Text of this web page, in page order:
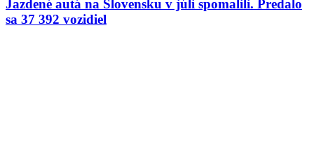
Jazdené autá na Slovensku v júli spomalili. Predalo
sa 37 392 vozidiel